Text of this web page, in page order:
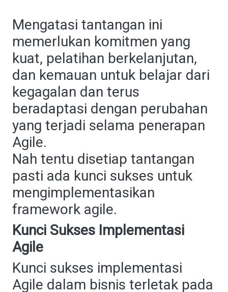
Mengatasi tantangan ini
memerlukan komitmen yang
kuat, pelatihan berkelanjutan,
dan kemauan untuk belajar dari
kegagalan dan terus
beradaptasi dengan perubahan
yang terjadi selama penerapan
Agile.
Nah tentu disetiap tantangan
pasti ada kunci sukses untuk
mengimplementasikan
framework agile.
Kunci Sukses Implementasi
Agile
Kunci sukses implementasi
Agile dalam bisnis terletak pada